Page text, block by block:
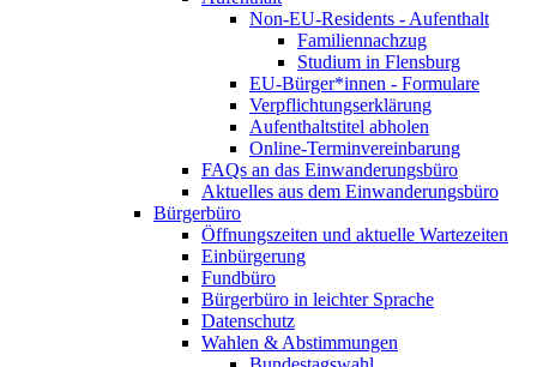
Non-EU-Residents - Aufenthalt
Familiennachzug
Studium in Flensburg
EU-Bürger*innen - Formulare
Verpflichtungserklärung
Aufenthaltstitel abholen
Online-Terminvereinbarung
FAQs an das Einwanderungsbüro
Aktuelles aus dem Einwanderungsbüro
Bürgerbüro
Öffnungszeiten und aktuelle Wartezeiten
Einbürgerung
Fundbüro
Bürgerbüro in leichter Sprache
Datenschutz
Wahlen & Abstimmungen